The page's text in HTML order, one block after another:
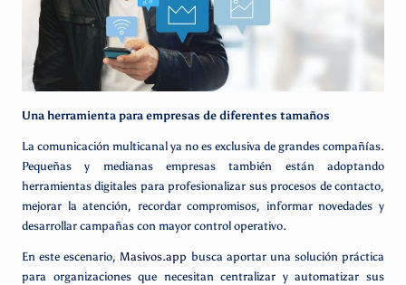
Una herramienta para empresas de diferentes tamaños
La comunicación multicanal ya no es exclusiva de grandes compañías.
Pequeñas y medianas empresas también están adoptando
herramientas digitales para profesionalizar sus procesos de contacto,
mejorar la atención, recordar compromisos, informar novedades y
desarrollar campañas con mayor control operativo.
En este escenario, Masivos.app busca aportar una solución práctica
para organizaciones que necesitan centralizar y automatizar sus